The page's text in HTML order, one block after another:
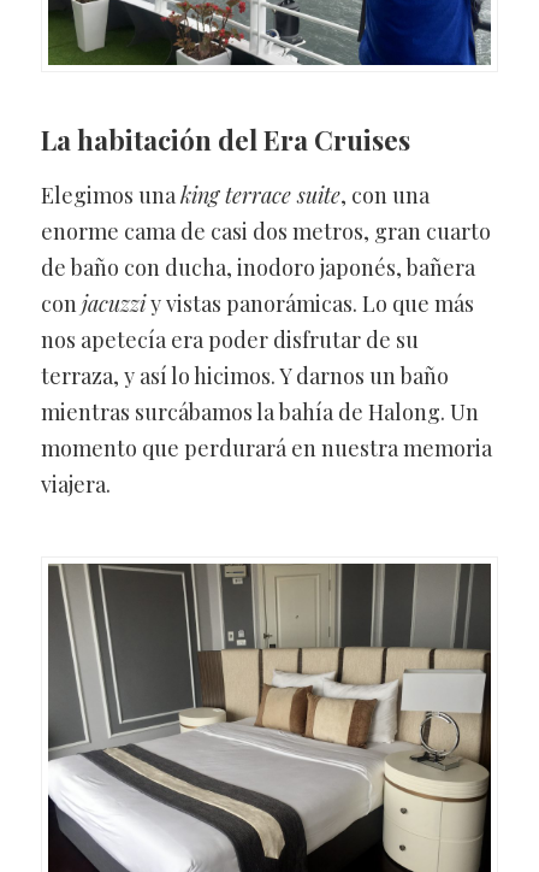
La habitación del Era Cruises
Elegimos una king terrace suite, con una
enorme cama de casi dos metros, gran cuarto
de baño con ducha, inodoro japonés, bañera
con jacuzziy vistas panorámicas. Lo que más
nos apetecía era poder disfrutar de su
terraza, y así lo hicimos. Y darnos un baño
mientras surcábamos la bahía de Halong. Un
momento que perdurará en nuestra memoria
viajera.